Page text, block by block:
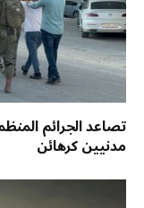
تصاعد الجرائم
مدنيين كرهائن